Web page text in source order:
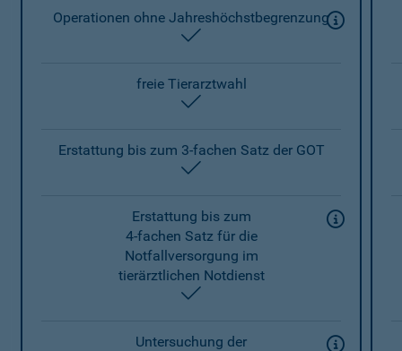
Operationen ohne Jahreshöchstbegrenzung
freie Tierarztwahl
Erstattung bis zum 3-fachen Satz der GOT
Erstattung bis zum
4-fachen Satz für die
Notfallversorgung im
tierärztlichen Notdienst
Untersuchung der